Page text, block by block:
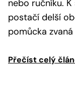
nebo ručníku.
postačí delší
pomůcka
Přečíst celý